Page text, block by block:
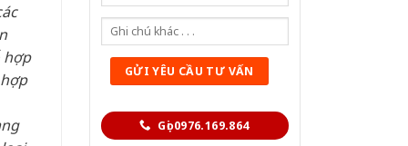
Gọi 0976.169.864
hợp